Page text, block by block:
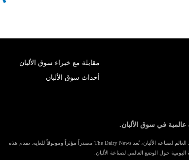
مقابلة مع خبراء سوق الألبان
أحداث سوق الألبان
باعتبارها واحدة من أكبر المنافذ الإعلامية المتخصصة في العالم لصناعة الألبان، تُعد The Dairy News مصدراً مؤثراً وموثوقاً للغاية. تقدم هذه
اليومية حول الوضع العالمي لصناعة الألبان.